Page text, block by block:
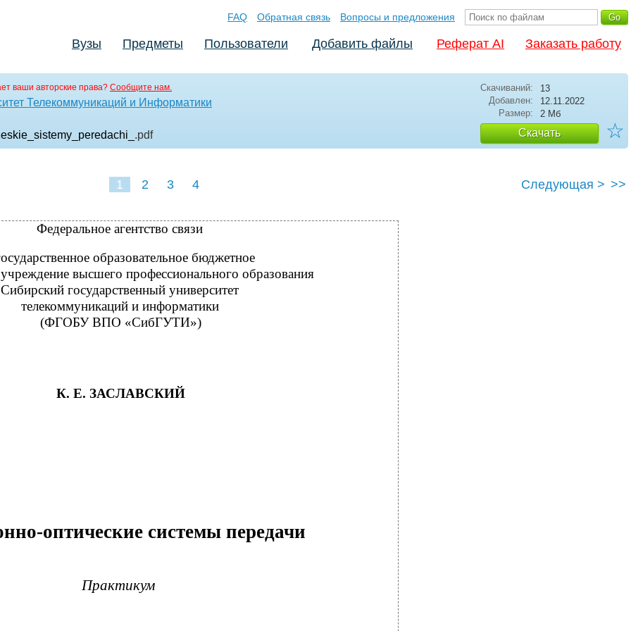
FAQ Обратная связь Вопросы и предложения
Вузы Предметы Пользователи Добавить файлы Реферат AI Заказать работу
ваши авторские права? Сообщите нам.
Телекоммуникаций и Информатики
.pdf
Скачиваний:
13
Добавлен:
12.11.2022
Размер:
2 Мб
Скачать ☆
1 2 3 4 Следующая > >>
Федеральное агентство связи
образовательное бюджетное
учреждение высшего профессионального образования
Сибирский государственный университет
телекоммуникаций и информатики
(ФГОБУ ВПО «СибГУТИ»)
К. Е. ЗАСЛАВСКИЙ
оптические системы передачи
Практикум